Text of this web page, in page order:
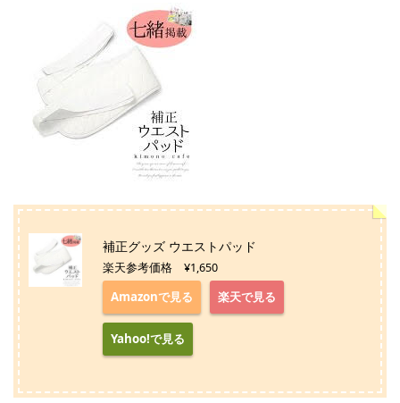
補正グッズ ウエストパッド
楽天参考価格 ¥1,650
Amazonで見る 楽天で見る
Yahoo!で見る